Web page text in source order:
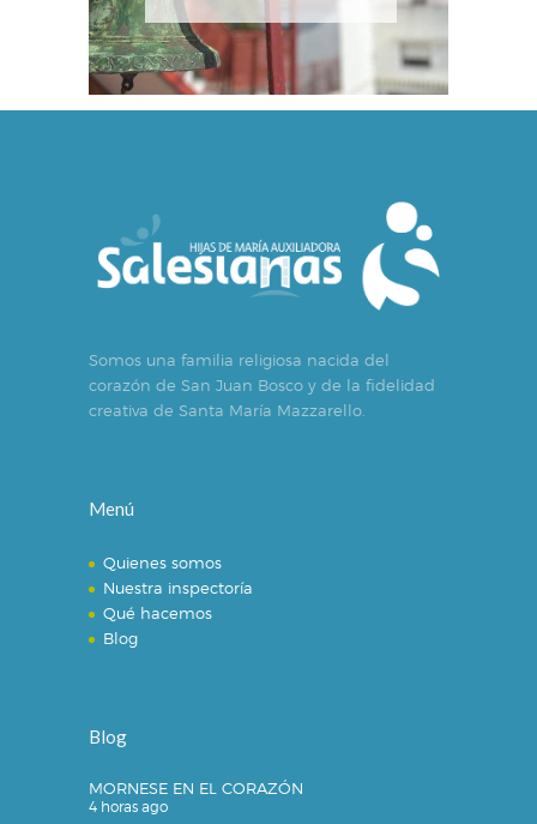
Somos una familia religiosa nacida del
corazón de San Juan Bosco y de la fidelidad
creativa de Santa María Mazzarello.
Menú
Quienes somos
Nuestra inspectoría
Qué hacemos
Blog
Blog
MORNESE EN EL CORAZÓN
4 horas ago